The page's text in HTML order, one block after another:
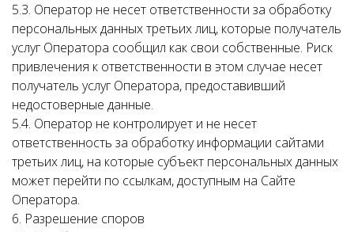
5.3. Оператор не несет ответственности за обработку
персональных данных третьих лиц, которые получатель
услуг Оператора сообщил как свои собственные. Риск
привлечения к ответственности в этом случае несет
получатель услуг Оператора, предоставивший
недостоверные данные.
5.4. Оператор не контролирует и не несет
ответственность за обработку информации сайтами
третьих лиц, на которые субъект персональных данных
может перейти по ссылкам, доступным на Сайте
Оператора.
6. Разрешение споров